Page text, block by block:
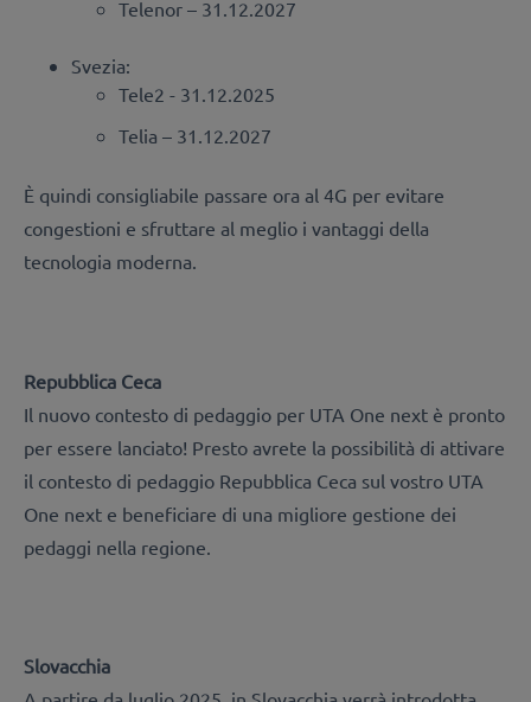
Telenor – 31.12.2027
Svezia:
Tele2 - 31.12.2025
Telia – 31.12.2027
È quindi consigliabile passare ora al 4G per evitare
congestioni e sfruttare al meglio i vantaggi della
tecnologia moderna.
Repubblica Ceca
Il nuovo contesto di pedaggio per UTA One next è pronto
per essere lanciato! Presto avrete la possibilità di attivare
il contesto di pedaggio Repubblica Ceca sul vostro UTA
One next e beneficiare di una migliore gestione dei
pedaggi nella regione.
Slovacchia